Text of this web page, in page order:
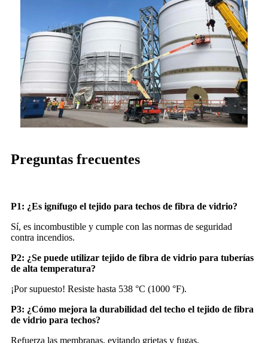
Preguntas frecuentes
P1: ¿Es ignífugo el tejido para techos de fibra de vidrio?
Sí, es incombustible y cumple con las normas de seguridad
contra incendios.
P2: ¿Se puede utilizar tejido de fibra de vidrio para tuberías
de alta temperatura?
¡Por supuesto! Resiste hasta 538 °C (1000 °F).
P3: ¿Cómo mejora la durabilidad del techo el tejido de fibra
de vidrio para techos?
Refuerza las membranas, evitando grietas y fugas.